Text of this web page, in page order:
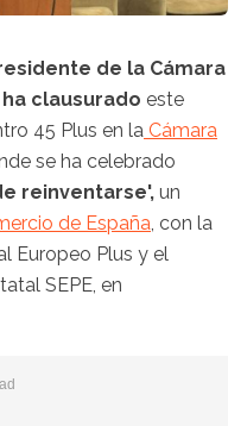
de la Cámara
clausurado este
45 Plus en la Cámara
se ha celebrado
reinventarse', un
de España, con la
Europeo Plus y el
SEPE, en